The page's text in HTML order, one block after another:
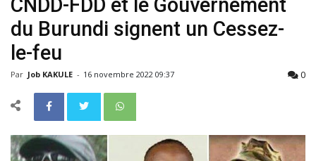
CNDD-FDD et le Gouvernement
du Burundi signent un Cessez-
le-feu
Par Job KAKULE - 16 novembre 2022 09:37 0